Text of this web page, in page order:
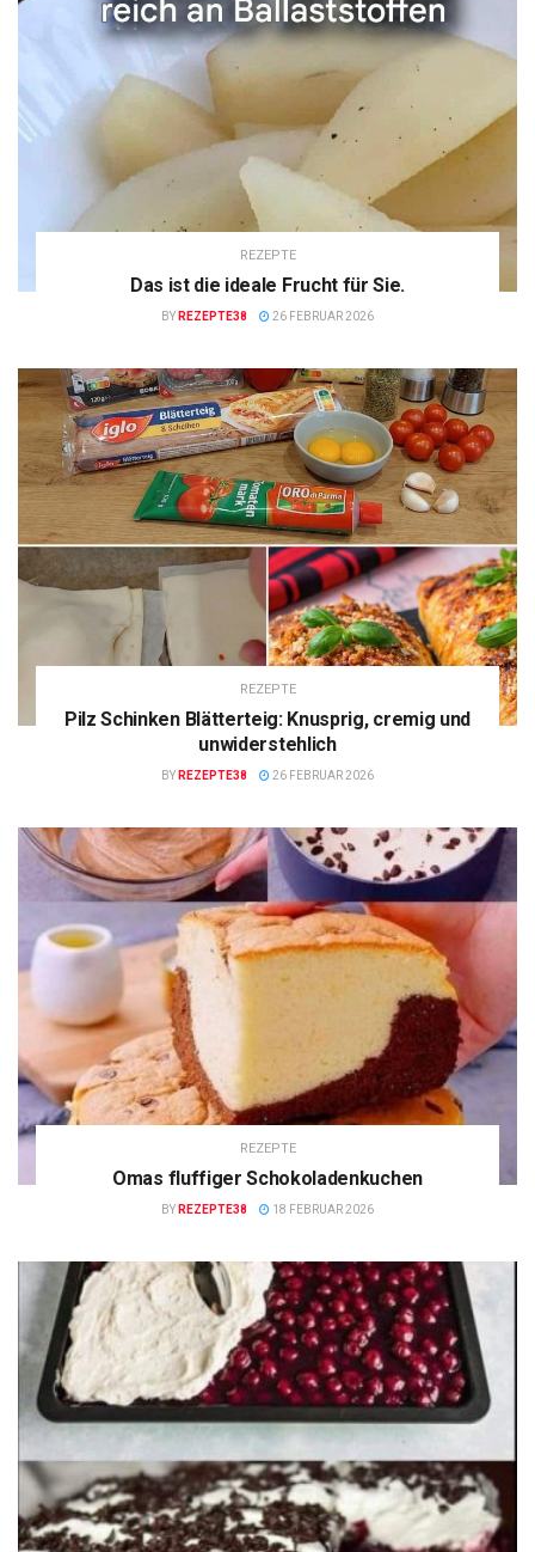
REZEPTE
Das ist die ideale Frucht für Sie.
BY REZEPTE38 26 FEBRUAR 2026
REZEPTE
Pilz Schinken Blätterteig: Knusprig, cremig und
unwiderstehlich
BY REZEPTE38 26 FEBRUAR 2026
REZEPTE
Omas fluffiger Schokoladenkuchen
BY REZEPTE38 18 FEBRUAR 2026